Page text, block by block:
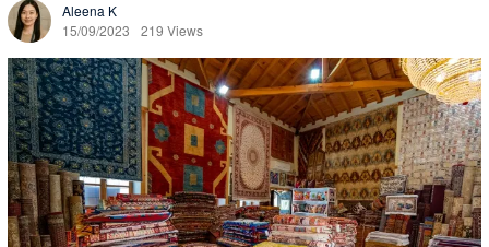
Aleena K
15/09/2023
219 Views